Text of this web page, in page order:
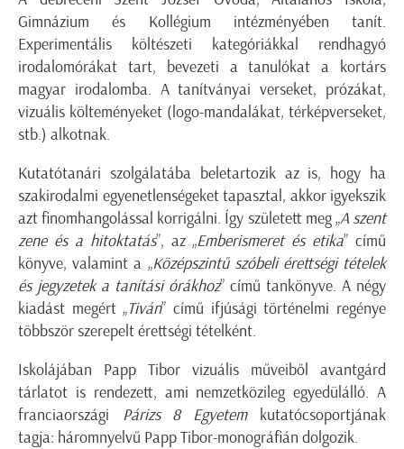
Gimnázium és Kollégium intézményében tanít.
Experimentális költészeti kategóriákkal rendhagyó
irodalomórákat tart, bevezeti a tanulókat a kortárs
magyar irodalomba. A tanítványai verseket, prózákat,
vizuális költeményeket (logo-mandalákat, térképverseket,
stb.) alkotnak.
Kutatótanári szolgálatába beletartozik az is, hogy ha
szakirodalmi egyenetlenségeket tapasztal, akkor igyekszik
azt finomhangolással korrigálni. Így született meg „A szent
zene és a hitoktatás”, az „Emberismeret és etika” című
könyve, valamint a „Középszintű szóbeli érettségi tételek
és jegyzetek a tanítási órákhoz” című tankönyve. A négy
kiadást megért „Tiván” című ifjúsági történelmi regénye
többször szerepelt érettségi tételként.
Iskolájában Papp Tibor vizuális műveiből avantgárd
tárlatot is rendezett, ami nemzetközileg egyedülálló. A
franciaországi Párizs 8 Egyetemkutatócsoportjának
tagja: háromnyelvű Papp Tibor-monográfián dolgozik.